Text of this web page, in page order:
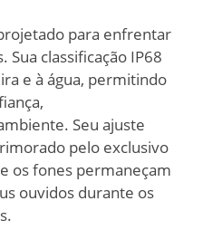
para enfrentar
Sua classificação IP68
e à água, permitindo
Seu ajuste
pelo exclusivo
os fones permaneçam
ouvidos durante os